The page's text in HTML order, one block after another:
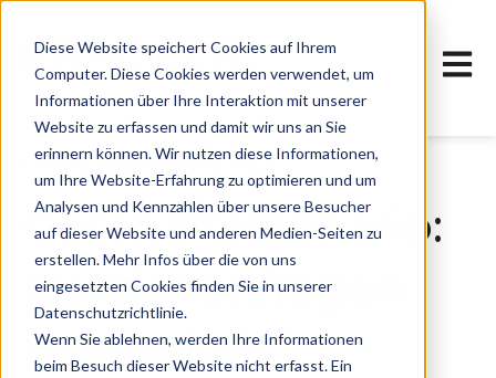
Diese Website speichert Cookies auf Ihrem
Computer. Diese Cookies werden verwendet, um
Informationen über Ihre Interaktion mit unserer
Website zu erfassen und damit wir uns an Sie
erinnern können. Wir nutzen diese Informationen,
um Ihre Website-Erfahrung zu optimieren und um
Analysen und Kennzahlen über unsere Besucher
auf dieser Website und anderen Medien-Seiten zu
erstellen. Mehr Infos über die von uns
eingesetzten Cookies finden Sie in unserer
Datenschutzrichtlinie.
Wenn Sie ablehnen, werden Ihre Informationen
beim Besuch dieser Website nicht erfasst. Ein
1. März 2017, 16:09:00 MEZ
Geschäftsszenario:
Kundenanfragen
bearbeiten